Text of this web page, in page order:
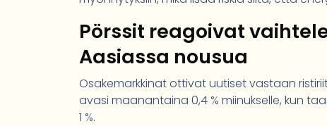
Pörssit reagoivat
Aasiassa nousua
Osakemarkkinat ottivat uutiset vastaan
avasi maanantaina 0,4 % miinukselle, kun
1 %.